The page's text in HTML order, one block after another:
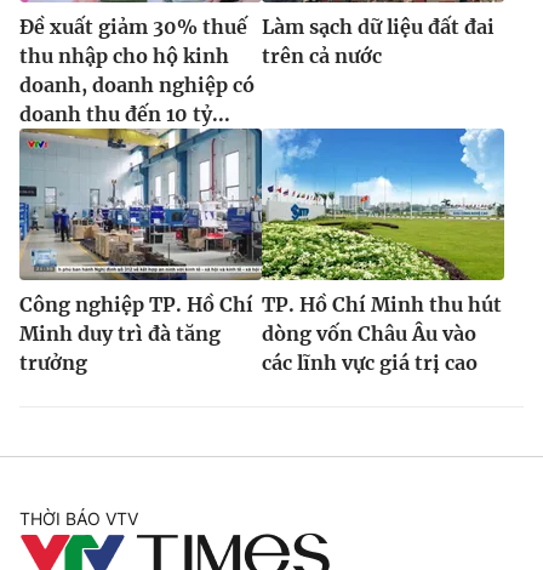
Đề xuất giảm 30% thuế
thu nhập cho hộ kinh
doanh, doanh nghiệp có
doanh thu đến 10 tỷ...
Làm sạch dữ liệu đất đai
trên cả nước
Công nghiệp TP. Hồ Chí
Minh duy trì đà tăng
trưởng
TP. Hồ Chí Minh thu hút
dòng vốn Châu Âu vào
các lĩnh vực giá trị cao
THỜI BÁO VTV